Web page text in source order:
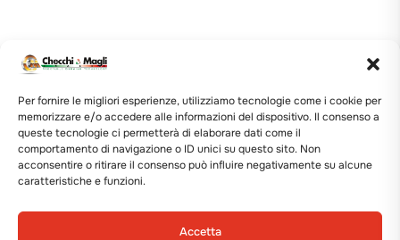
Per fornire le migliori esperienze, utilizziamo tecnologie come i cookie per
memorizzare e/o accedere alle informazioni del dispositivo. Il consenso a
queste tecnologie ci permetterà di elaborare dati come il
comportamento di navigazione o ID unici su questo sito. Non
acconsentire o ritirare il consenso può influire negativamente su alcune
caratteristiche e funzioni.
Accetta